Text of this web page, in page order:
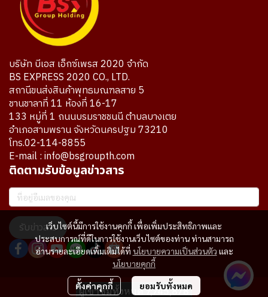
เว็บไซต์นี้มีการใช้งานคุกกี้ เพื่อเพิ่มประสิทธิภาพและ
ประสบการณ์ที่ดีในการใช้งานเว็บไซต์ของท่าน ท่านสามารถ
อ่านรายละเอียดเพิ่มเติมได้ที่ นโยบายความเป็นส่วนตัว และ
นโยบายคุกกี้
ตั้งค่าคุกกี้ ยอมรับทั้งหมด
บริษัท บีเอส เอ็กซ์เพรส 2020 จำกัด
BS EXPRESS 2020 CO., LTD.
สถานีขนส่งสินค้าพุทธมณฑลสาย 5
ชานชาลาที่ 11 ห้องที่ 16-17
133 หมู่ที่ 1 ถนนบรมราชชนนี ตำบลบางเตย
อำเภอสามพราน จังหวัดนครปฐม 73210
โทร.02-114-8855
E-mail : info@bsgroupth.com
ติดตามรับข้อมูลข่าวสาร
รับข่าวสาร
ผู้เข้าชมทั้งหมด7,745,878